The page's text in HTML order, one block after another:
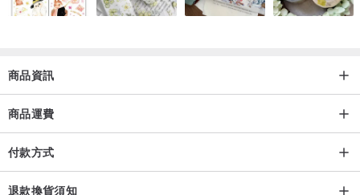
商品資訊
商品運費
付款方式
退款換貨須知